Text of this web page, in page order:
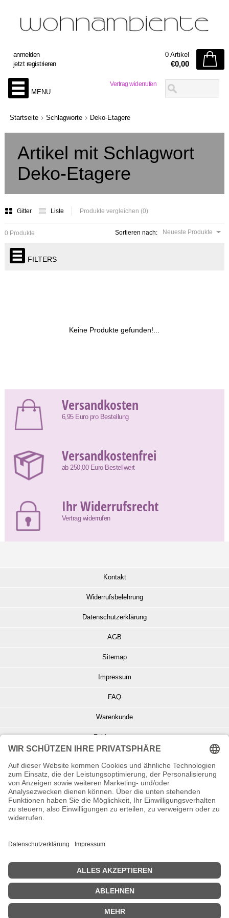
Vertrag widerrufen
anmelden
jetzt registrieren
0 Artikel
€0,00
MENU
Startseite Schlagworte Deko-Etagere
Artikel mit Schlagwort
Deko-Etagere
Gitter Liste Produkte vergleichen (0)
Sortieren nach: Neueste Produkte
0 Produkte
FILTERS
Keine Produkte gefunden!...
Versandkosten
6,95 Euro pro Bestellung
Versandkostenfrei
ab 250,00 Euro Bestellwert
Ihr Widerrufsrecht
Vertrag widerrufen
Kontakt
Widerrufsbelehrung
Datenschutzerklärung
AGB
Sitemap
Impressum
FAQ
Warenkunde
Zahlungsarten
Info zu Elektro- u. Elektronikgeräten
Batterieentsorgung
Informationen zur Echtheit von Kundenbewertungen
© Copyright 2026 Wohnambiente-Shop